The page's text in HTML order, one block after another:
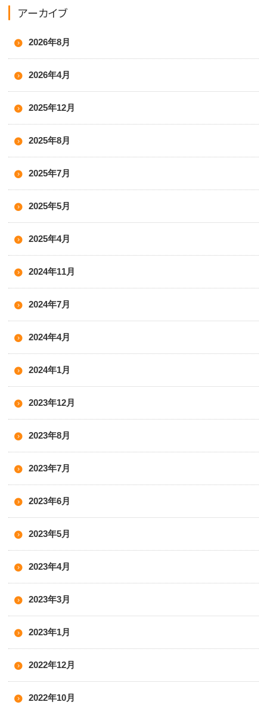
アーカイブ
2026年8月
2026年4月
2025年12月
2025年8月
2025年7月
2025年5月
2025年4月
2024年11月
2024年7月
2024年4月
2024年1月
2023年12月
2023年8月
2023年7月
2023年6月
2023年5月
2023年4月
2023年3月
2023年1月
2022年12月
2022年10月